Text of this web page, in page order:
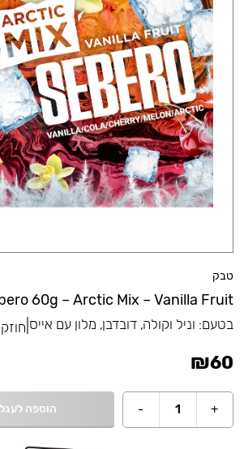
טבק
60g – Arctic Mix – Vanilla Fruit
בטעם: וניל וקולה, דובדבן, מלון עם אייס חוזק
₪60
+
1
- הוספה